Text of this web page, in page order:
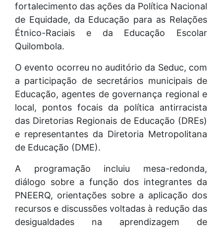
fortalecimento das ações da Política Nacional
de Equidade, da Educação para as Relações
Étnico-Raciais e da Educação Escolar
Quilombola.
O evento ocorreu no auditório da Seduc, com
a participação de secretários municipais de
Educação, agentes de governança regional e
local, pontos focais da política antirracista
das Diretorias Regionais de Educação (DREs)
e representantes da Diretoria Metropolitana
de Educação (DME).
A programação incluiu mesa-redonda,
diálogo sobre a função dos integrantes da
PNEERQ, orientações sobre a aplicação dos
recursos e discussões voltadas à redução das
desigualdades na aprendizagem de